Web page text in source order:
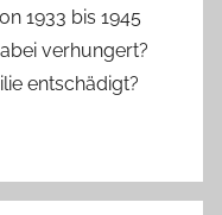
1933 bis 1945
verhungert?
entschädigt?